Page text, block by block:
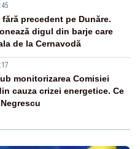
precedent pe Dunăre.
digul din barje care
de la Cernavodă
monitorizarea Comisiei
cauza crizei energetice. Ce